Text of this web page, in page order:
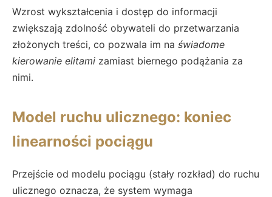
Wzrost wykształcenia i dostęp do informacji
zwiększają zdolność obywateli do przetwarzania
złożonych treści, co pozwala im na świadome
kierowanie elitami zamiast biernego podążania za
nimi.
Model ruchu ulicznego: koniec
linearności pociągu
Przejście od modelu pociągu (stały rozkład) do ruchu
ulicznego oznacza, że system wymaga